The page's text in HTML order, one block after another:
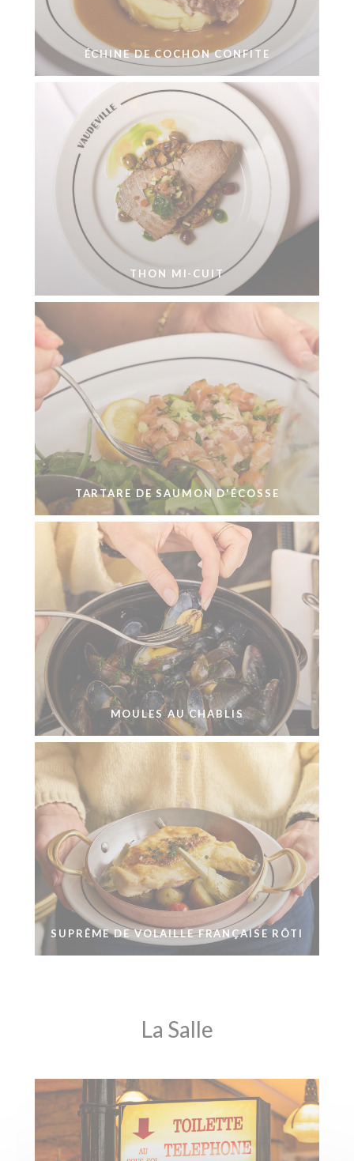
ÉCHINE DE COCHON CONFITE
THON MI-CUIT
TARTARE DE SAUMON D'ÉCOSSE
MOULES AU CHABLIS
SUPRÊME DE VOLAILLE FRANÇAISE RÔTI
La Salle